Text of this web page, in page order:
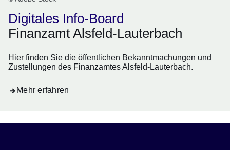
Digitales Info-Board
Finanzamt Alsfeld-Lauterbach
Hier finden Sie die öffentlichen Bekanntmachungen und
Zustellungen des Finanzamtes Alsfeld-Lauterbach.
Mehr erfahren